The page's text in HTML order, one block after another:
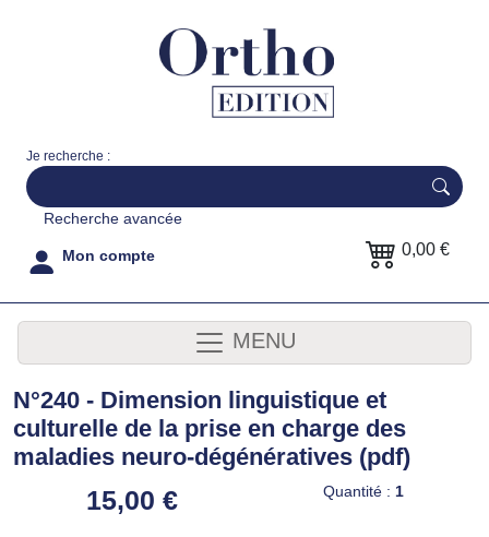
Je recherche :
Recherche avancée
Mon compte 0,00 €
MENU
N°240 - Dimension linguistique et
culturelle de la prise en charge des
maladies neuro-dégénératives (pdf)
15,00 € Quantité : 1